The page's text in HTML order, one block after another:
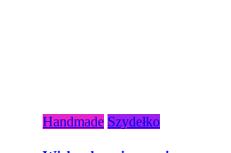
Handmade Szydełko